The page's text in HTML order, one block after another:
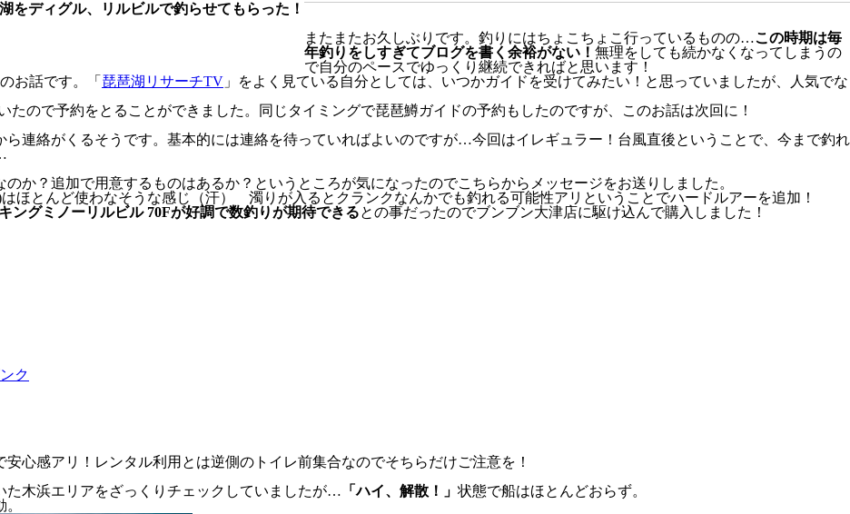
をディグル、リルビルで釣らせてもらった！
またまたお久しぶりです。釣りにはちょこちょこ行っているものの…この時期は毎
年釣りをしすぎてブログを書く余裕がない！ 無理をしても続かなくなってしまうの
で自分のペースでゆっくり継続できればと思います！
お話です。「 琵琶湖リサーチTV 」をよく見ている自分としては、いつかガイドを受けてみたい！と思っていましたが、人気でな
たので予約をとることができました。同じタイミングで琵琶鱒ガイドの予約もしたのですが、このお話は次回に！
連絡がくるそうです。基本的には連絡を待っていればよいのですが…今回はイレギュラー！台風直後ということで、今まで釣れ
か？追加で用意するものはあるか？というところが気になったのでこちらからメッセージをお送りしました。
ほとんど使わなそうな感じ（汗） 濁りが入るとクランクなんかでも釣れる可能性アリということでハードルアーを追加！
ングミノーリルビル 70Fが好調で数釣りが期待できるとの事だったのでブンブン大津店に駆け込んで購入しました！
ク
心感アリ！レンタル利用とは逆側のトイレ前集合なのでそちらだけご注意を！
た木浜エリアをざっくりチェックしていましたが… 「ハイ、解散！」 状態で船はほとんどおらず。